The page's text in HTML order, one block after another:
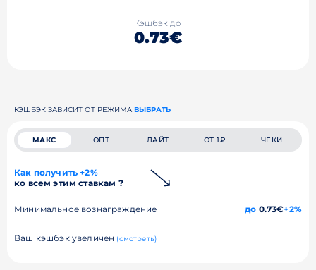
Кэшбэк до
0.73€
КЭШБЭК ЗАВИСИТ ОТ РЕЖИМА ВЫБРАТЬ
МАКС ОПТ ЛАЙТ ОТ 1₽ ЧЕКИ
Как получить +2%
ко всем этим ставкам ?
Минимальное вознаграждение до 0.73€+2%
Ваш кэшбэк увеличен (смотреть)